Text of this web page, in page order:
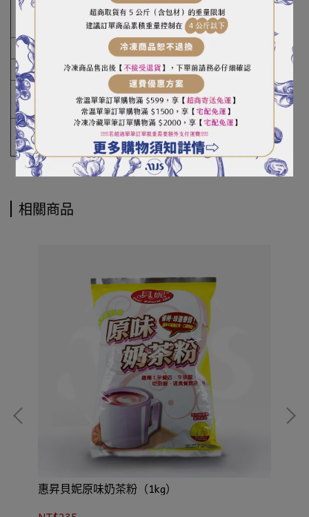
（容）
成分
糖、奶精、紅茶粉、香料、二氧化矽、鹽
產地
台灣
保存期
1年
保存方
式
請置於乾燥陰涼處
相關商品
惠昇貝妮原味奶茶粉（1kg）